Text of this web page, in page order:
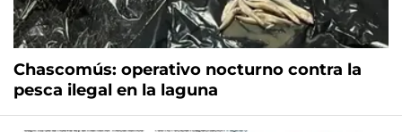
Chascomús: operativo nocturno contra la
pesca ilegal en la laguna